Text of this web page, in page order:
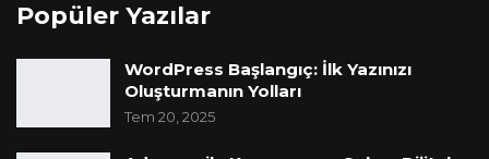
Popüler Yazılar
WordPress Başlangıç: İlk Yazınızı
Oluşturmanın Yolları
Tem 20, 2025